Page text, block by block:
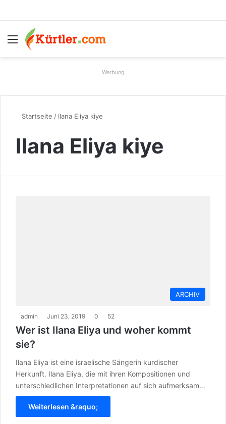
Menü
Werbung
Startseite / Ilana Eliya kiye
Ilana Eliya kiye
ARCHIV
admin Juni 23, 2019 0 52
Wer ist Ilana Eliya und woher kommt
sie?
Ilana Eliya ist eine israelische Sängerin kurdischer
Herkunft. Ilana Eliya, die mit ihren Kompositionen und
unterschiedlichen Interpretationen auf sich aufmerksam…
Weiterlesen &raquo;